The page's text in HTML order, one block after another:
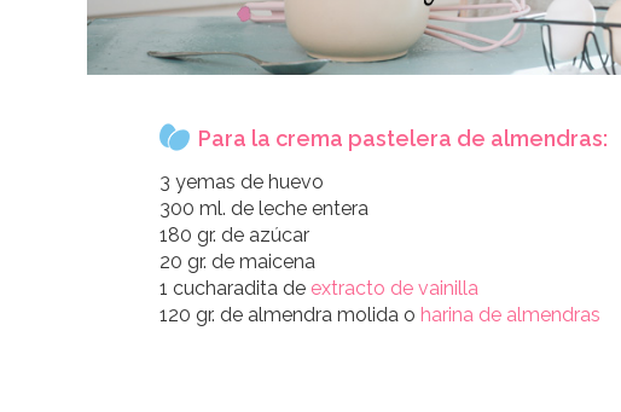
Para la crema pastelera de almendras:
3 yemas de huevo
300 ml. de leche entera
180 gr. de azúcar
20 gr. de maicena
1 cucharadita de extracto de vainilla
120 gr. de almendra molida o harina de almendras